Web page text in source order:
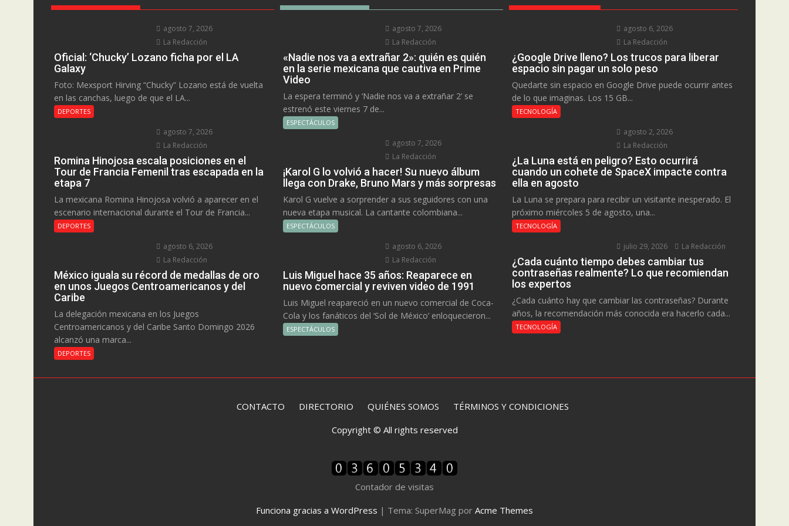
agosto 7, 2026
La Redacción
Oficial: ‘Chucky’ Lozano ficha por el LA
Galaxy
Foto: Mexsport Hirving “Chucky” Lozano está de vuelta
en las canchas, luego de que el LA...
DEPORTES
agosto 7, 2026
La Redacción
Romina Hinojosa escala posiciones en el
Tour de Francia Femenil tras escapada en la
etapa 7
La mexicana Romina Hinojosa volvió a aparecer en el
escenario internacional durante el Tour de Francia...
DEPORTES
agosto 6, 2026
La Redacción
México iguala su récord de medallas de oro
en unos Juegos Centroamericanos y del
Caribe
La delegación mexicana en los Juegos
Centroamericanos y del Caribe Santo Domingo 2026
alcanzó una marca...
DEPORTES
agosto 7, 2026
La Redacción
«Nadie nos va a extrañar 2»: quién es quién
en la serie mexicana que cautiva en Prime
Video
La espera terminó y ‘Nadie nos va a extrañar 2’ se
estrenó este viernes 7 de...
ESPECTÁCULOS
agosto 7, 2026
La Redacción
¡Karol G lo volvió a hacer! Su nuevo álbum
llega con Drake, Bruno Mars y más sorpresas
Karol G vuelve a sorprender a sus seguidores con una
nueva etapa musical. La cantante colombiana...
ESPECTÁCULOS
agosto 6, 2026
La Redacción
Luis Miguel hace 35 años: Reaparece en
nuevo comercial y reviven video de 1991
Luis Miguel reapareció en un nuevo comercial de Coca-
Cola y los fanáticos del ‘Sol de México’ enloquecieron...
ESPECTÁCULOS
agosto 6, 2026
La Redacción
¿Google Drive lleno? Los trucos para liberar
espacio sin pagar un solo peso
Quedarte sin espacio en Google Drive puede ocurrir antes
de lo que imaginas. Los 15 GB...
TECNOLOGÍA
agosto 2, 2026
La Redacción
¿La Luna está en peligro? Esto ocurrirá
cuando un cohete de SpaceX impacte contra
ella en agosto
La Luna se prepara para recibir un visitante inesperado. El
próximo miércoles 5 de agosto, una...
TECNOLOGÍA
julio 29, 2026 La Redacción
¿Cada cuánto tiempo debes cambiar tus
contraseñas realmente? Lo que recomiendan
los expertos
¿Cada cuánto hay que cambiar las contraseñas? Durante
años, la recomendación más conocida era hacerlo cada...
TECNOLOGÍA
CONTACTO DIRECTORIO QUIÉNES SOMOS TÉRMINOS Y CONDICIONES
Copyright © All rights reserved
Contador de visitas
Funciona gracias a WordPress | Tema: SuperMag por Acme Themes